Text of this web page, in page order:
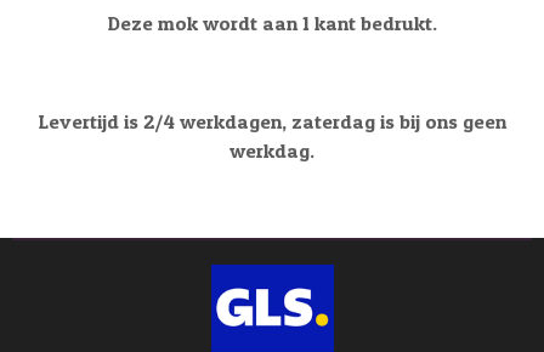
Deze mok wordt aan 1 kant bedrukt.
Levertijd is 2/4 werkdagen, zaterdag is bij ons geen
werkdag.